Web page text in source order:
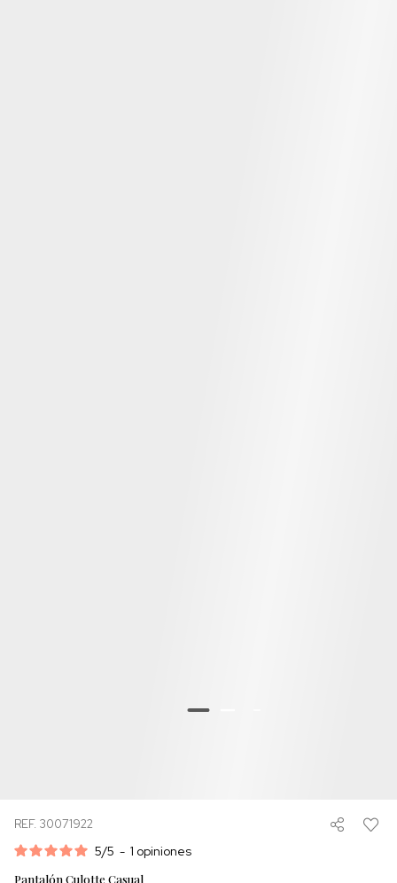
REF. 30071922
5/5 - 1 opiniones
Pantalón Culotte Casual